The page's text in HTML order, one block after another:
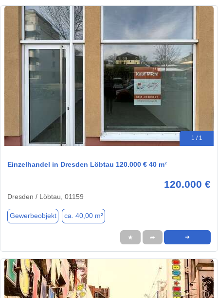
1 / 1
Einzelhandel in Dresden Löbtau 120.000 € 40 m²
120.000 €
Dresden / Löbtau, 01159
Gewerbeobjekt ca. 40,00 m²
★ ➦ ➜